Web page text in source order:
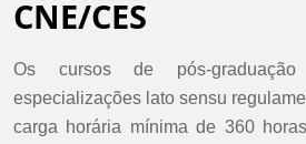
CNE/CES
Os cursos de pós-
especializações lato sensu
carga horária mínima de 360